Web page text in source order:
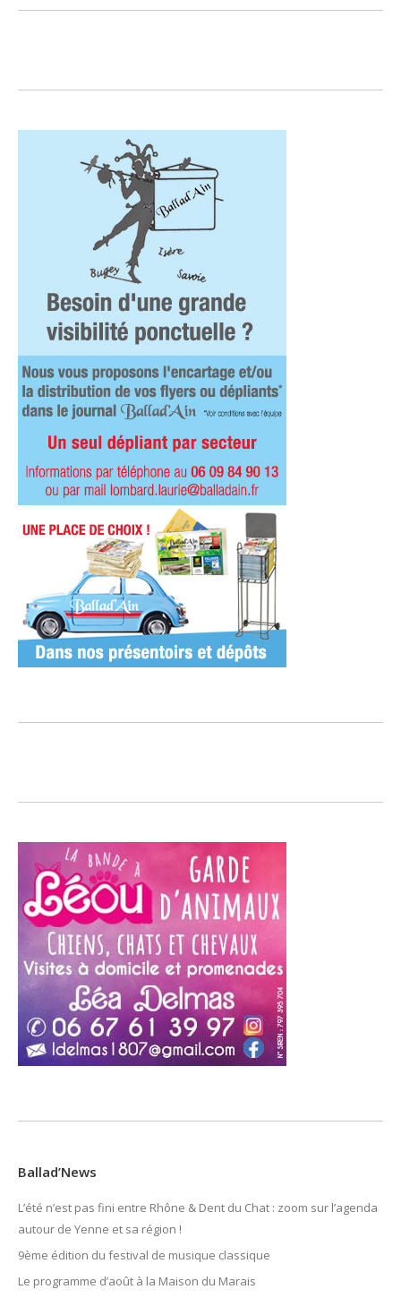
Ballad’News
L’été n’est pas fini entre Rhône & Dent du Chat : zoom sur l’agenda
autour de Yenne et sa région !
9ème édition du festival de musique classique
Le programme d’août à la Maison du Marais